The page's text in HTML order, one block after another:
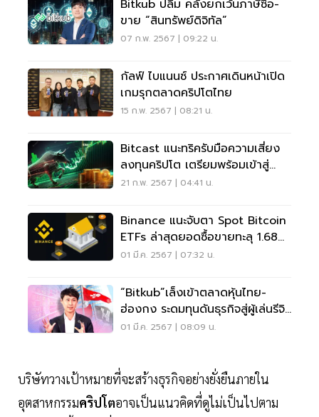
Bitkub ปลื้ม คลังยกเว้นภาษีซื้อ-
ขาย “สินทรัพย์ดิจิทัล”
07 ก.พ. 2567 | 09:22 น.
กัลฟ์ ไบแนนซ์ ประกาศเดินหน้าเปิด
เกมรุกตลาดคริปโตไทย
15 ก.พ. 2567 | 08:21 น.
Bitcast แนะทริครับมือความเสี่ยง
ลงทุนคริปโต เตรียมพร้อมเข้าสู่
ตลาดกระทิง
21 ก.พ. 2567 | 04:41 น.
Binance แนะจับตา Spot Bitcoin
ETFs ล่าสุดยอดซื้อขายทะลุ 1.68
แสนล้าน
01 มี.ค. 2567 | 07:32 น.
“Bitkub”เล็งเข้าตลาดหุ้นไทย-
ฮ่องกง ระดมทุนดันธุรกิจสู่ผู้เล่นรีจิ
นอล
01 มี.ค. 2567 | 08:09 น.
บริษัทวางเป้าหมายที่จะสร้างธุรกิจอย่างยั่งยืนภายใน
อุตสาหกรรมคริปโตอาจเป็นแนวคิดที่ดูไม่เป็นไปตาม